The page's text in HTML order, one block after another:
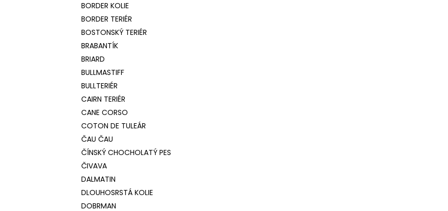
BORDER KOLIE
BORDER TERIÉR
BOSTONSKÝ TERIÉR
BRABANTÍK
BRIARD
BULLMASTIFF
BULLTERIÉR
CAIRN TERIÉR
CANE CORSO
COTON DE TULEÁR
ČAU ČAU
ČÍNSKÝ CHOCHOLATÝ PES
ČIVAVA
DALMATIN
DLOUHOSRSTÁ KOLIE
DOBRMAN